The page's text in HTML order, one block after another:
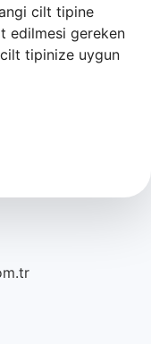
cilt tipine
edilmesi gereken
tipinize uygun